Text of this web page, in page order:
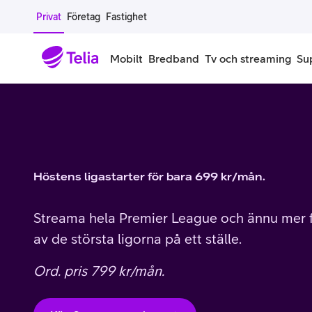
Gå till sidans innehåll
Privat Företag Fastighet
Mobilt
Samsung Galaxy
Google Pixel
Alla mobiltelefoner
Begagnade mobiltelefoner
Extra
Bredband Tv och streaming
Höstens ligastarter för bara 699 kr/mån.
Streama hela Premier League och ännu
av de största ligorna på ett ställe.
Ord. pris 799 kr/mån.